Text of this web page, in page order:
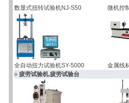
数显式扭转试验机NJ-S50 微机控
全自动扭力试验机SY-5000
金属线
疲劳试验机.疲劳试验台